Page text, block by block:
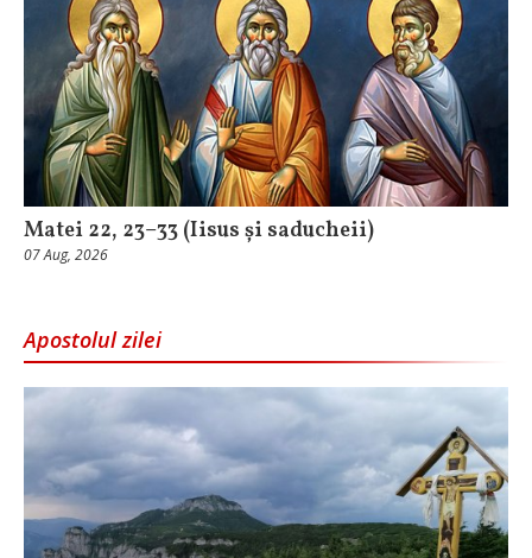
Matei 22, 23–33 (Iisus și saducheii)
07 Aug, 2026
Apostolul zilei